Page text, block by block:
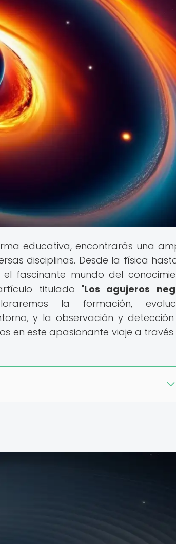
educativa, encontrarás una
disciplinas. Desde la física
fascinante mundo del
titulado "Los agujeros
la formación,
y la observación y
en este apasionante viaje a